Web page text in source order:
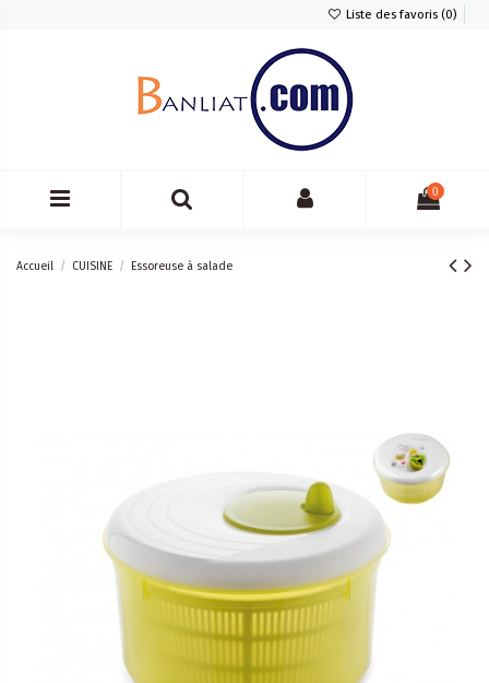
Liste des favoris (0)
0
Accueil CUISINE Essoreuse à salade